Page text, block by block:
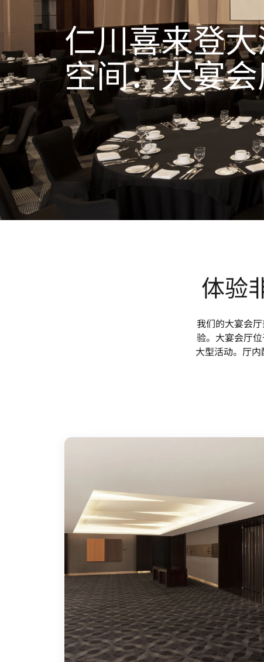
仁川喜来登
空间：大宴
体验
我们的大宴会
验。大宴会厅
大型活动。厅